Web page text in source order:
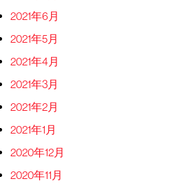
2021年6月
2021年5月
2021年4月
2021年3月
2021年2月
2021年1月
2020年12月
2020年11月